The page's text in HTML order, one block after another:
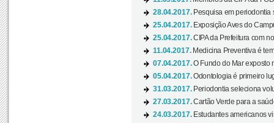
28.04.2017. Pesquisa em periodontia
25.04.2017. Exposição Aves do
25.04.2017.CIPA da Prefeitura com
11.04.2017. Medicina Preventiva é
07.04.2017.O Fundo do Mar exposto
05.04.2017.Odontologia é primeiro
31.03.2017. Periodontia seleciona
27.03.2017.Cartão Verde para a
24.03.2017. Estudantes americanos